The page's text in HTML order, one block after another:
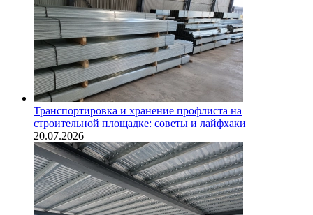
Транспортировка и хранение профлиста на
строительной площадке: советы и лайфхаки
20.07.2026